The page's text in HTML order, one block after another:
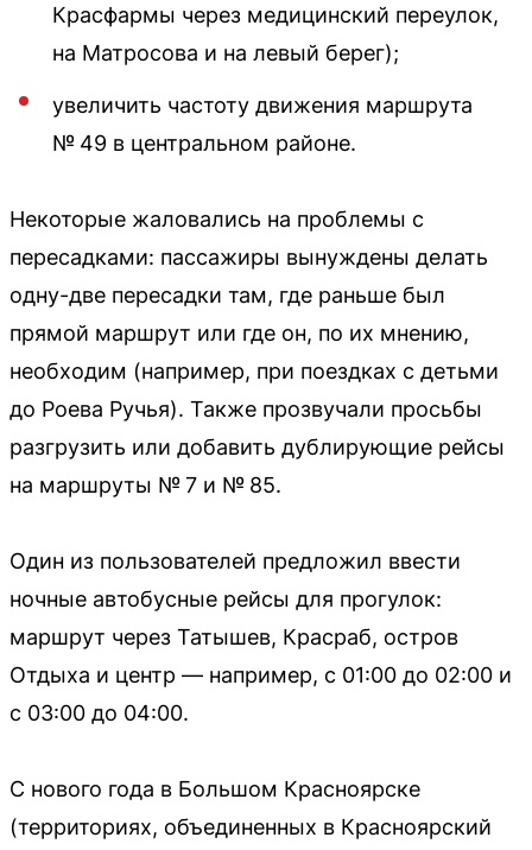
Красфармы через медицинский переулок,
на Матросова и на левый берег);
увеличить частоту движения маршрута
№ 49 в центральном районе.
Некоторые жаловались на проблемы с
пересадками: пассажиры вынуждены делать
одну-две пересадки там, где раньше был
прямой маршрут или где он, по их мнению,
необходим (например, при поездках с детьми
до Роева Ручья). Также прозвучали просьбы
разгрузить или добавить дублирующие рейсы
на маршруты № 7 и № 85.
Один из пользователей предложил ввести
ночные автобусные рейсы для прогулок:
маршрут через Татышев, Красраб, остров
Отдыха и центр — например, с 01:00 до 02:00 и
с 03:00 до 04:00.
С нового года в Большом Красноярске
(территориях, объединенных в Красноярский